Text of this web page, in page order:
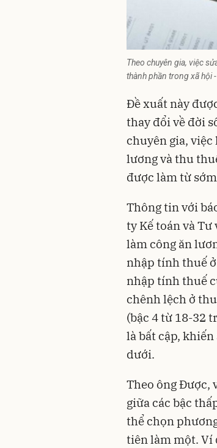
Theo chuyên gia, việc
thành phần trong xã hội
Đề xuất này
thay đổi về đời
chuyên gia, việc
lương và thu
được làm từ
Thông tin với
ty Kế toán và
làm công ăn
nhập tính thuế ở
nhập tính thuế
chênh lệch ở
(bậc 4 từ 18-32
là bất cập,
dưới.
Theo ông Được,
giữa các bậc
thể chọn
tiên làm một. Ví